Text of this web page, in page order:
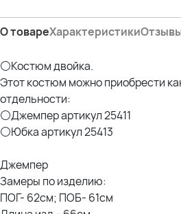
О товареХарактеристики
⚪Костюм двойка.
Этот костюм можно приобрести
отдельности:
⚪Джемпер артикул 25411
⚪Юбка артикул 25413
Джемпер
Замеры по изделию:
ПОГ- 62см; ПОБ- 61см